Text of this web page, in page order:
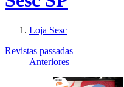
Loja Sesc
Revistas passadas
Anteriores